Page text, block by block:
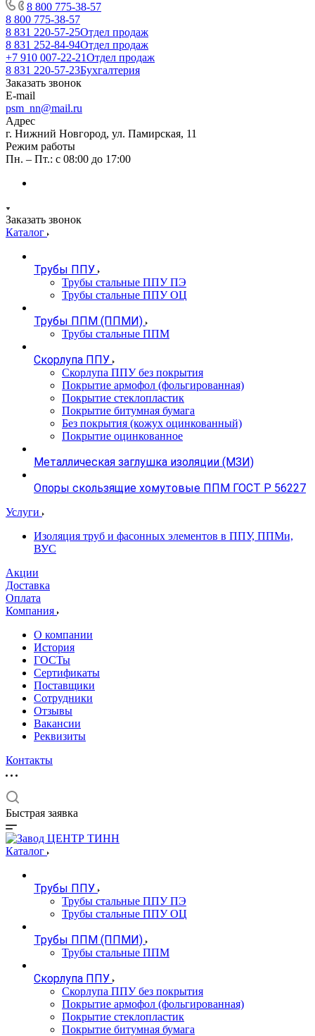
8 800 775-38-57
8 800 775-38-57
8 831 220-57-25Отдел продаж
8 831 252-84-94Отдел продаж
+7 910 007-22-21Отдел продаж
8 831 220-57-23Бухгалтерия
Заказать звонок
E-mail
psm_nn@mail.ru
Адрес
г. Нижний Новгород, ул. Памирская, 11
Режим работы
Пн. – Пт.: с 08:00 до 17:00
Заказать звонок
Каталог
Трубы ППУ
Трубы стальные ППУ ПЭ
Трубы стальные ППУ ОЦ
Трубы ППМ (ППМИ)
Трубы стальные ППМ
Скорлупа ППУ
Скорлупа ППУ без покрытия
Покрытие армофол (фольгированная)
Покрытие стеклопластик
Покрытие битумная бумага
Без покрытия (кожух оцинкованный)
Покрытие оцинкованное
Металлическая заглушка изоляции (МЗИ)
Опоры скользящие хомутовые ППМ ГОСТ Р 56227
Услуги
Изоляция труб и фасонных элементов в ППУ, ППМи,
ВУС
Акции
Доставка
Оплата
Компания
О компании
История
ГОСТы
Сертификаты
Поставщики
Сотрудники
Отзывы
Вакансии
Реквизиты
Контакты
Быстрая заявка
Каталог
Трубы ППУ
Трубы стальные ППУ ПЭ
Трубы стальные ППУ ОЦ
Трубы ППМ (ППМИ)
Трубы стальные ППМ
Скорлупа ППУ
Скорлупа ППУ без покрытия
Покрытие армофол (фольгированная)
Покрытие стеклопластик
Покрытие битумная бумага